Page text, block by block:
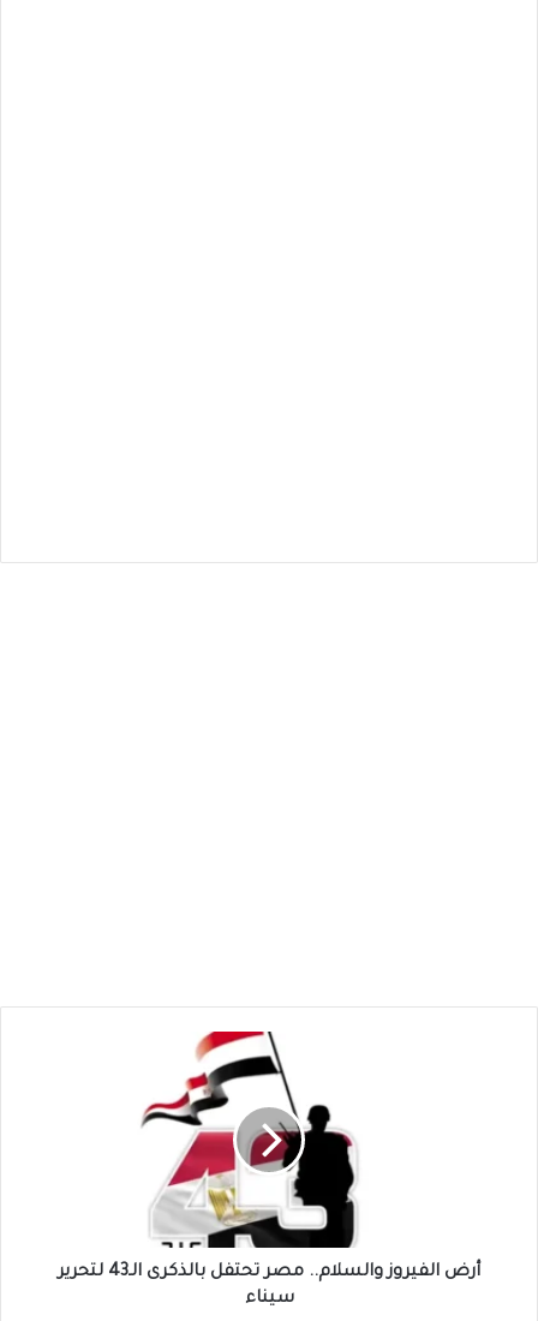
أرض الفيروز والسلام.. مصر تحتفل بالذكرى الـ43 لتحرير
سيناء